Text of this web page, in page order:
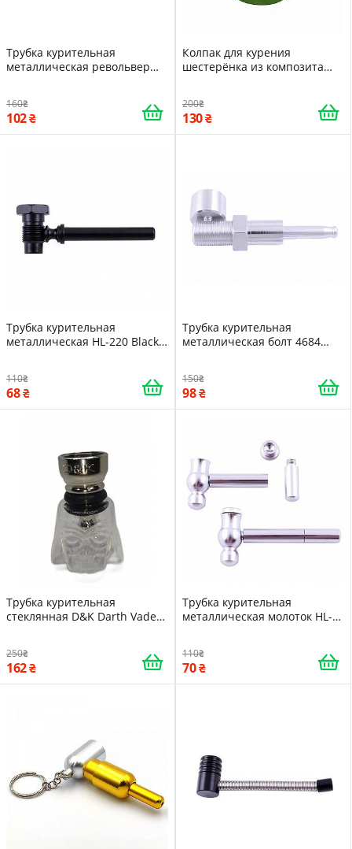
Трубка курительная
металлическая револьвер
160
102
Колпак для курения
шестерёнка из композита
200
130
Трубка курительная
металлическая HL-220 Black
110
68
Трубка курительная
металлическая болт 4684
150
98
Трубка курительная
стеклянная D&K Darth Vader
250
162
Трубка курительная
металлическая молоток HL-
110
70